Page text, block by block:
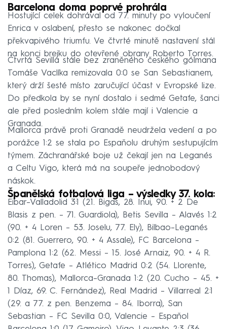
Barcelona doma poprvé prohrála
Hostující celek dohrával od 77. minuty po vyloučení
Enrica v oslabení, přesto se nakonec dočkal
překvapivého triumfu. Ve čtvrté minutě nastavení stál
na konci brejku do otevřené obrany Roberto Torres.
Čtvrtá Sevilla stále bez zraněného českého gólmana
Tomáše Vaclíka remizovala 0:0 se San Sebastianem,
který drží šesté místo zaručující účast v Evropské lize.
Do předkola by se nyní dostalo i sedmé Getafe, šanci
ale před posledním kolem stále mají i Valencie a
Granada.
Mallorca právě proti Granadě neudržela vedení a po
porážce 1:2 se stala po Espaňolu druhým sestupujícím
týmem. Záchranářské boje už čekají jen na Leganés
a Celtu Vigo, která má na soupeře jednobodový
náskok.
Španělská fotbalová liga – výsledky 37. kola:
Eibar–Valladolid 3:1 (21. Bigas, 28. Inui, 90. + 2 De
Blasis z pen. – 71. Guardiola), Betis Sevilla – Alavés 1:2
(90. + 4 Loren – 53. Joselu, 77. Ely), Bilbao–Leganés
0:2 (81. Guerrero, 90. + 4 Assale), FC Barcelona –
Pamplona 1:2 (62. Messi – 15. José Arnaiz, 90. + 4 R.
Torres), Getafe – Atlético Madrid 0:2 (54. Llorente,
80. Thomas), Mallorca–Granada 1:2 (20. Cucho – 45. +
1 Díaz, 69. C. Fernández), Real Madrid – Villarreal 2:1
(29. a 77. z pen. Benzema – 84. Iborra), San
Sebastian – FC Sevilla 0:0, Valencie – Espaňol